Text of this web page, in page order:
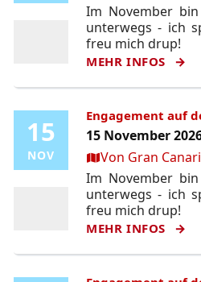
Im November
unterwegs - ich
freu mich drup!
MEHR INFOS
15
NOV
15
NOV
Engagement auf
15 November
Ort:Von Gran
Im November
unterwegs - ich
freu mich drup!
MEHR INFOS